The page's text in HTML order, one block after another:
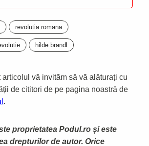
revolutia romana
hilde brandl
articolul vă invităm să vă alăturați cu
de cititori de pe pagina noastră de
.
proprietatea Podul.ro și este
drepturilor de autor. Orice